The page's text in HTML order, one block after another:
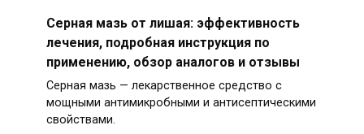
Серная мазь от лишая: эффективность
лечения, подробная инструкция по
применению, обзор аналогов и отзывы
Серная мазь — лекарственное средство с
мощными антимикробными и антисептическими
свойствами.